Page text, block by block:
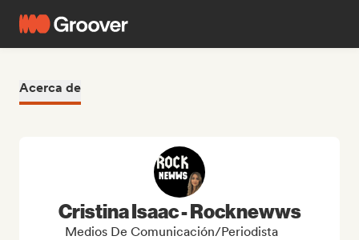
Acerca de
Cristina Isaac - Rocknewws
Medios De Comunicación/Periodista